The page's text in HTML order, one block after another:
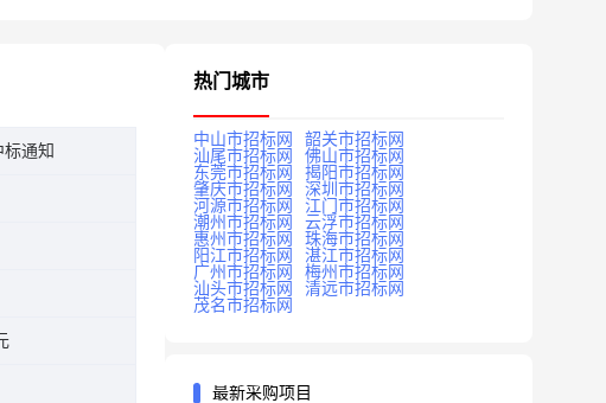
标通知
热门城市
中山市招标网
韶关市招标网
汕尾市招标网
佛山市招标网
东莞市招标网
揭阳市招标网
肇庆市招标网
深圳市招标网
河源市招标网
江门市招标网
潮州市招标网
云浮市招标网
惠州市招标网
珠海市招标网
阳江市招标网
湛江市招标网
广州市招标网
梅州市招标网
汕头市招标网
清远市招标网
茂名市招标网
最新采购项目